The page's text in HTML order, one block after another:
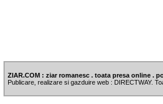
ZIAR.COM : ziar romanesc . toata presa online .
Publicare, realizare si gazduire web : DIRECTWAY.